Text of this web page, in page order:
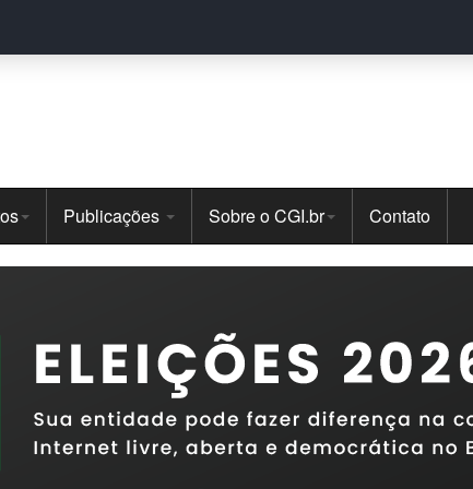
Publicações Sobre o CGI.br Contato